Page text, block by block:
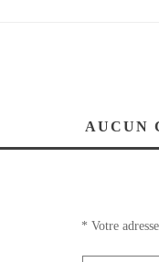
AUCUN
Votre
*